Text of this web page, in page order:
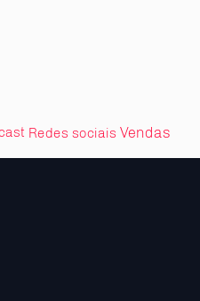
Redes sociais Vendas